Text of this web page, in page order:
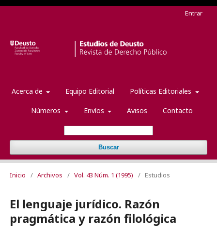
Acerca de Equipo Editorial Políticas Editoriales
Números Envíos Avisos Contacto
Buscar
Entrar
Inicio / Archivos / Vol. 43 Núm. 1 (1995) / Estudios
El lenguaje jurídico. Razón
pragmática y razón filológica